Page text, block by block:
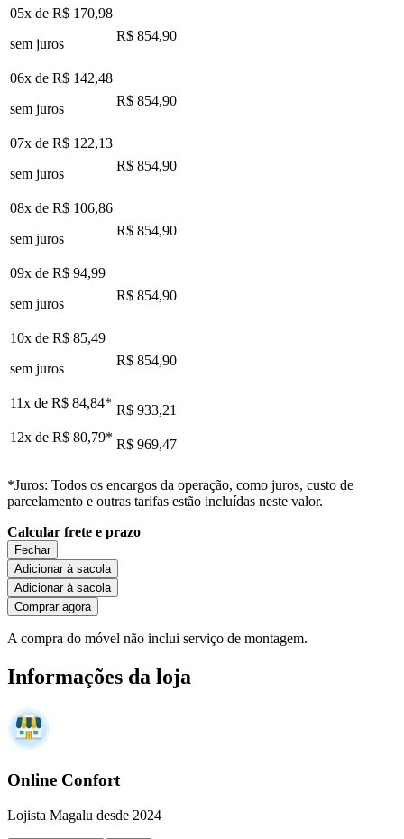
05x de R$ 170,98
sem juros
R$ 854,90
06x de R$ 142,48
sem juros
R$ 854,90
07x de R$ 122,13
sem juros
R$ 854,90
08x de R$ 106,86
sem juros
R$ 854,90
09x de R$ 94,99
sem juros
R$ 854,90
10x de R$ 85,49
sem juros
R$ 854,90
11x de R$ 84,84* R$ 933,21
12x de R$ 80,79* R$ 969,47
*Juros: Todos os encargos da operação, como juros, custo de
parcelamento e outras tarifas estão incluídas neste valor.
Calcular frete e prazo
Fechar
Adicionar à sacola
Adicionar à sacola
Comprar agora
A compra do móvel não inclui serviço de montagem.
Informações da loja
Online Confort
Lojista Magalu desde 2024